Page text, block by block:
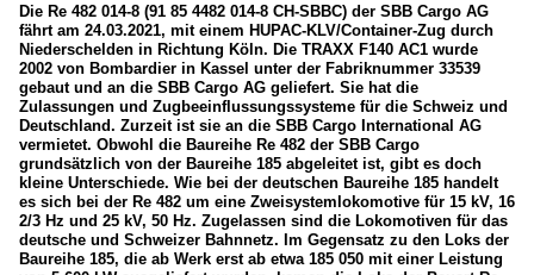
Die Re 482 014-8 (91 85 4482 014-8 CH-SBBC) der SBB Cargo AG
fährt am 24.03.2021, mit einem HUPAC-KLV/Container-Zug durch
Niederschelden in Richtung Köln. Die TRAXX F140 AC1 wurde
2002 von Bombardier in Kassel unter der Fabriknummer 33539
gebaut und an die SBB Cargo AG geliefert. Sie hat die
Zulassungen und Zugbeeinflussungssysteme für die Schweiz und
Deutschland. Zurzeit ist sie an die SBB Cargo International AG
vermietet. Obwohl die Baureihe Re 482 der SBB Cargo
grundsätzlich von der Baureihe 185 abgeleitet ist, gibt es doch
kleine Unterschiede. Wie bei der deutschen Baureihe 185 handelt
es sich bei der Re 482 um eine Zweisystemlokomotive für 15 kV, 16
2/3 Hz und 25 kV, 50 Hz. Zugelassen sind die Lokomotiven für das
deutsche und Schweizer Bahnnetz. Im Gegensatz zu den Loks der
Baureihe 185, die ab Werk erst ab etwa 185 050 mit einer Leistung